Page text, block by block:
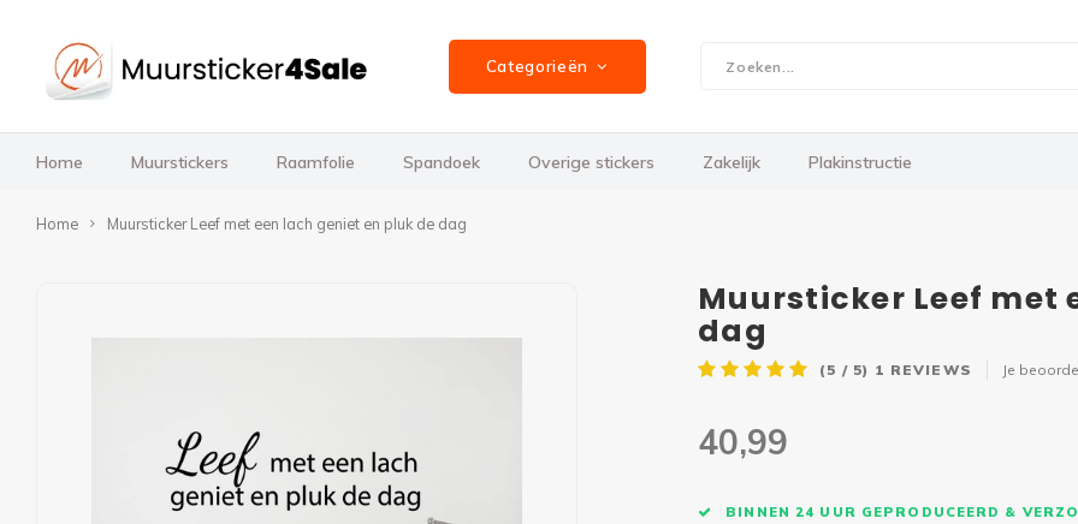
Categorieën
Home Muurstickers Raamfolie Spandoek Overige stickers Zakelijk Plakinstructie
Home Muursticker Leef met een lach geniet en pluk de dag
Muursticker Leef met
dag
(5 / 5) 1 REVIEWS Je
40,99
BINNEN 24 UUR GEPRODUCEERD &